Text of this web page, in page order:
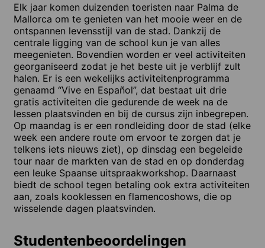
Elk jaar komen duizenden toeristen naar Palma de
Mallorca om te genieten van het mooie weer en de
ontspannen levensstijl van de stad. Dankzij de
centrale ligging van de school kun je van alles
meegenieten. Bovendien worden er veel activiteiten
georganiseerd zodat je het beste uit je verblijf zult
halen. Er is een wekelijks activiteitenprogramma
genaamd “Vive en Español”, dat bestaat uit drie
gratis activiteiten die gedurende de week na de
lessen plaatsvinden en bij de cursus zijn inbegrepen.
Op maandag is er een rondleiding door de stad (elke
week een andere route om ervoor te zorgen dat je
telkens iets nieuws ziet), op dinsdag een begeleide
tour naar de markten van de stad en op donderdag
een leuke Spaanse uitspraakworkshop. Daarnaast
biedt de school tegen betaling ook extra activiteiten
aan, zoals kooklessen en flamencoshows, die op
wisselende dagen plaatsvinden.
Studentenbeoordelingen